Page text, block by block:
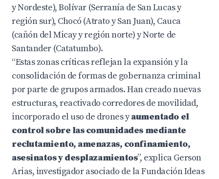
y Nordeste), Bolívar (Serranía de San Lucas y
región sur), Chocó (Atrato y San Juan), Cauca
(cañón del Micay y región norte) y Norte de
Santander (Catatumbo).
“Estas zonas críticas reflejan la expansión y la
consolidación de formas de gobernanza criminal
por parte de grupos armados. Han creado nuevas
estructuras, reactivado corredores de movilidad,
incorporado el uso de drones yaumentado el
control sobre las comunidades mediante
reclutamiento, amenazas, confinamiento,
asesinatos y desplazamientos”, explica Gerson
Arias, investigador asociado de la Fundación Ideas